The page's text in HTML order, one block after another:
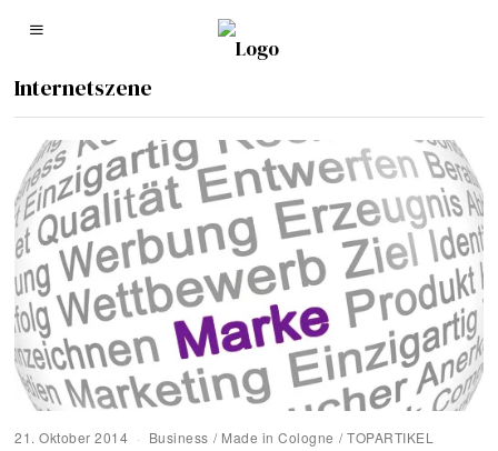
Internetszene
21. Oktober 2014 Business / Made in Cologne / TOPARTIKEL